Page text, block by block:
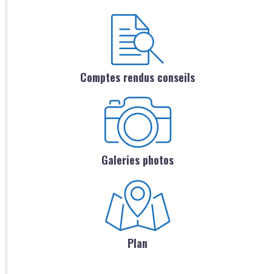
Comptes rendus conseils
Galeries photos
Plan